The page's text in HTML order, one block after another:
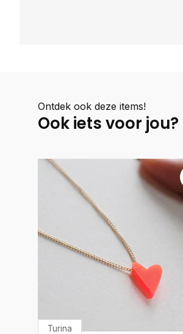
Ontdek ook deze items!
Ook iets voor jou?
Turina